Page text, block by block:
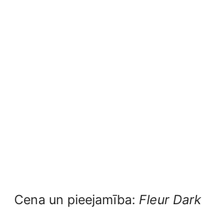
Cena un pieejamība: Fleur Dark